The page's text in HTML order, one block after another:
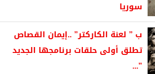
سوريا
ب ” لعنة الكاركتر” ..إيمان القصاص
تطلق أولى حلقات برنامجها الجديد
”...